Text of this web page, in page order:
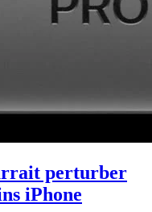
perturber
iPhone